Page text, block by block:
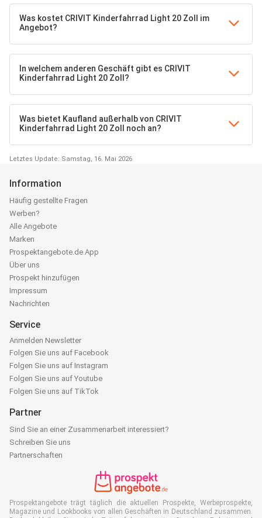
Was kostet CRIVIT Kinderfahrrad Light 20 Zoll im
Angebot?
In welchem anderen Geschäft gibt es CRIVIT
Kinderfahrrad Light 20 Zoll?
Was bietet Kaufland außerhalb von CRIVIT
Kinderfahrrad Light 20 Zoll noch an?
Letztes Update: Samstag, 16. Mai 2026
Information
Häufig gestellte Fragen
Werben?
Alle Angebote
Marken
Prospektangebote.de App
Über uns
Prospekt hinzufügen
Impressum
Nachrichten
Service
Anmelden Newsletter
Folgen Sie uns auf Facebook
Folgen Sie uns auf Instagram
Folgen Sie uns auf Youtube
Folgen Sie uns auf TikTok
Partner
Sind Sie an einer Zusammenarbeit interessiert?
Schreiben Sie uns
Partnerschaften
Prospektangebote trägt täglich die aktuellen Prospekte, Werbeprospekte,
Magazine und Lookbooks von allen Geschäften in Deutschland zusammen.